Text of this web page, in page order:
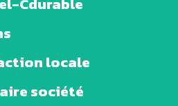
locale
société